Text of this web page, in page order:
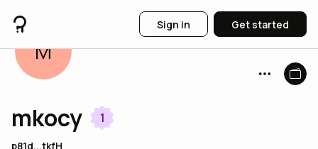
Sign in Get started
M
mkocy 1
p81d...tkfH